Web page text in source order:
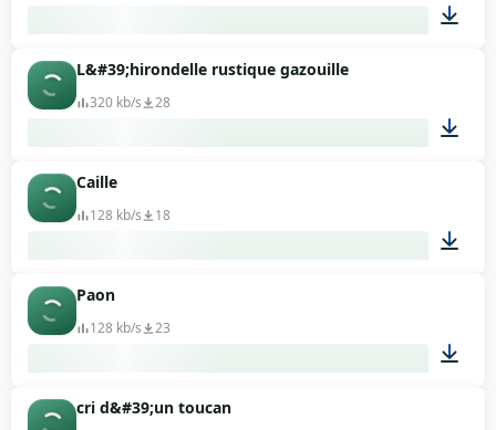
L&#39;hirondelle rustique gazouille
320 kb/s 28
Caille
128 kb/s 18
Paon
128 kb/s 23
cri d&#39;un toucan